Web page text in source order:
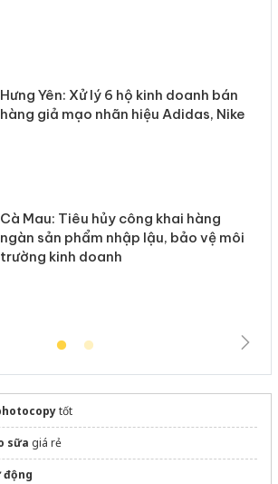
Hưng Yên: Xử lý 6 hộ kinh doanh bán
hàng giả mạo nhãn hiệu Adidas, Nike
Cà Mau: Tiêu hủy công khai hàng
ngàn sản phẩm nhập lậu, bảo vệ môi
trường kinh doanh
tốt
sữa giá rẻ
động